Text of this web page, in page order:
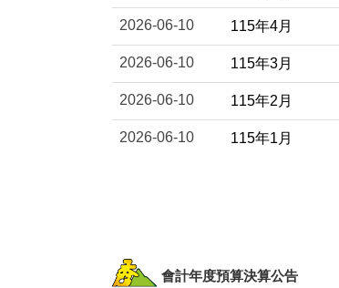
2026-06-10 115年4月
2026-06-10 115年3月
2026-06-10 115年2月
2026-06-10 115年1月
會計年度預算決算公告